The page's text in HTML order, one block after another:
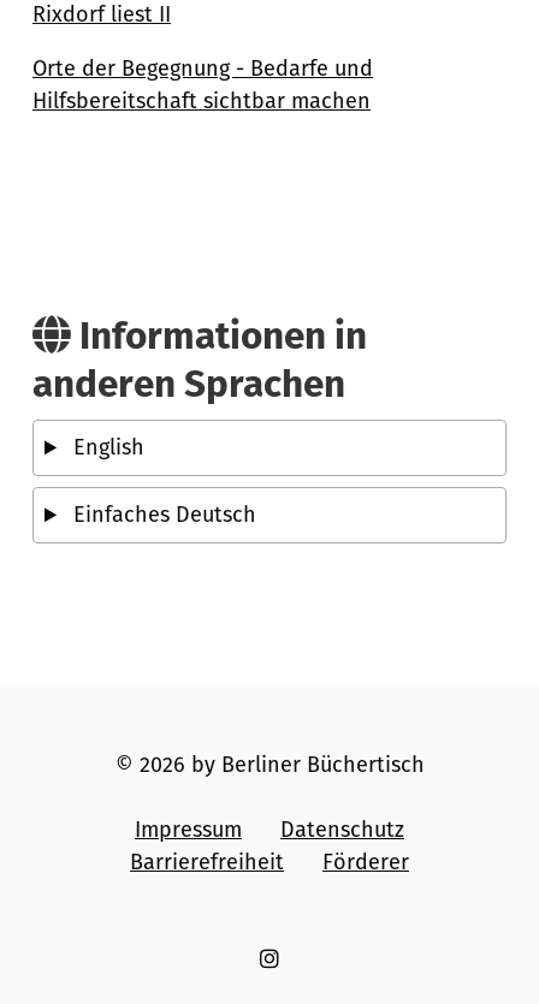
Rixdorf liest II
Orte der Begegnung - Bedarfe und
Hilfsbereitschaft sichtbar machen
Informationen in
anderen Sprachen
English
Einfaches Deutsch
© 2026 by Berliner Büchertisch
Impressum
Datenschutz
Barrierefreiheit
Förderer